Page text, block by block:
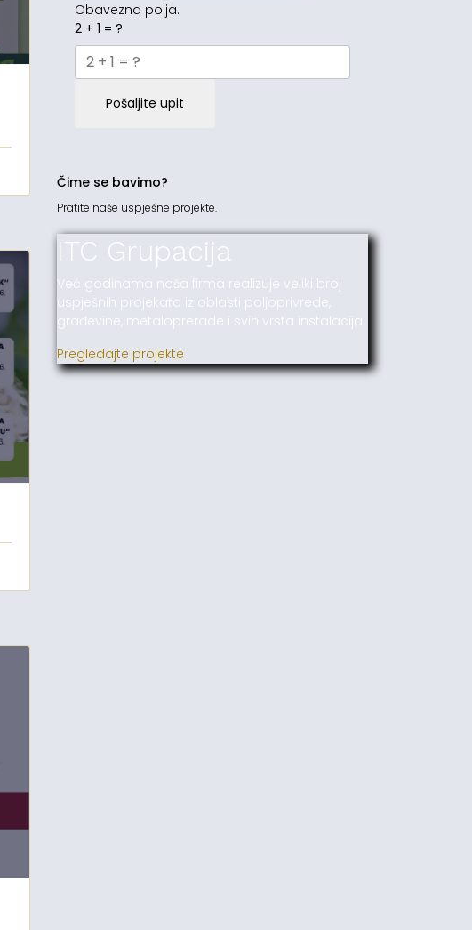
Obavezna polja.
2 + 1 = ?
Pošaljite upit
Čime se bavimo?
Pratite naše uspješne projekte.
ITC Grupacija
Već godinama naša firma realizuje veliki broj
uspješnih projekata iz oblasti poljoprivrede,
građevine, metaloprerade i svih vrsta instalacija.
Pregledajte projekte